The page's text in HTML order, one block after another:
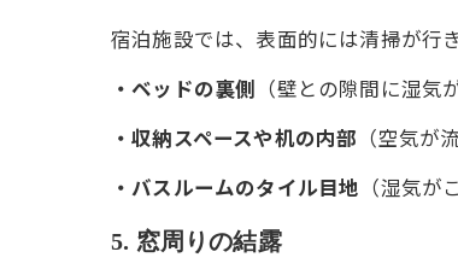
宿泊施設では、表面的には清掃が行
・ベッドの裏側 （壁との隙間に湿気
・収納スペースや机の内部 （空気が
・バスルームのタイル目地 （湿気が
5. 窓周りの結露